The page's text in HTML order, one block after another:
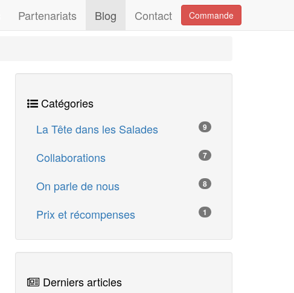
Partenariats Blog Contact Commande
Catégories
9
La Tête dans les Salades
7
Collaborations
8
On parle de nous
1
Prix et récompenses
Derniers articles